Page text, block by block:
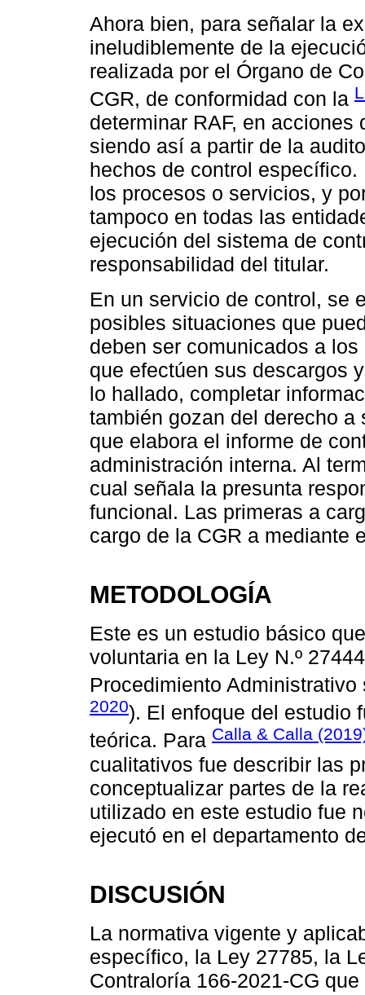
Ahora bien, para señalar la
ineludiblemente de la
realizada por el Órgano de
CGR, de conformidad con la
determinar RAF, en
siendo así a partir de la
hechos de control
los procesos o servicios, y
tampoco en todas las
ejecución del sistema de
responsabilidad del titular.
En un servicio de control, se
posibles situaciones que
deben ser comunicados a
que efectúen sus descargos
lo hallado, completar
también gozan del derecho
que elabora el informe de
administración interna. Al
cual señala la presunta
funcional. Las primeras a
cargo de la CGR a mediante
METODOLOGÍA
Este es un estudio básico
voluntaria en la Ley N.º
Procedimiento
2020). El enfoque del estudio
teórica. Para Calla & Calla
cualitativos fue describir las
conceptualizar partes de la
utilizado en este estudio fue
ejecutó en el departamento
DISCUSIÓN
La normativa vigente y
específico, la Ley 27785, la
Contraloría 166-2021-CG